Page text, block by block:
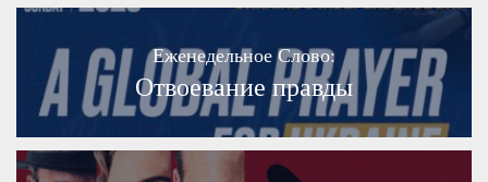
Еженедельное Слово:
Отвоевание правды